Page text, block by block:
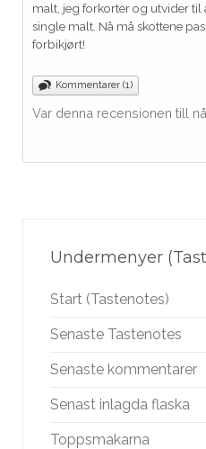
malt, jeg forkorter og utvider til
single malt. Nå må skottene
forbikjørt!
Kommentarer (1)
Var denna recensionen till
Undermenyer
Start (Tastenotes)
Senaste Tastenotes
Senaste kommentarer
Senast inlagda flaska
Toppsmakarna